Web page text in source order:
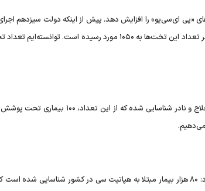
ای‌سی‌یو» را افزایش دهد. پیش از اینکه دولت سیزدهم اجرای
در دست بگیرند، تعداد تخت‌های پی ای‌سی‌یو معادل ۵۰۰ مورد بود که در حال حاضر تعداد این تخت‌ها به ۱۰۵۰ مورد رسیده است.
وی درباره وضعیت درمانی بیماری‌های صعب‌العلاج نیز گفت: ۳۰۰ بیماری صعب‌العلاج و نادر شناسایی شده که
می‌دهیم.
کریمی با بیان اینکه موضوع درمان هپاتیت سی را در کانون توجه قرار داده‌ایم، افزود: ۸۰ هزار بیمار مبتلا به هپاتیت سی در کشور